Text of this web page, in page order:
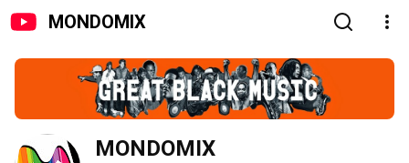
MONDOMIX
MONDOMIX